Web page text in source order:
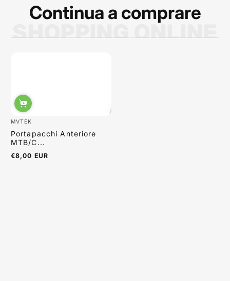
Continua a comprare
SHOPPING ONLINE
MVTEK
Portapacchi Anteriore
MTB/C...
Prezzo
€8,00 EUR